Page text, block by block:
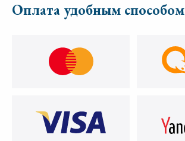
Оплата удобным способом